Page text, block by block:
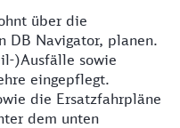
über die
DB Navigator, planen.
)Ausfälle sowie
eingepflegt.
die Ersatzfahrpläne
dem unten